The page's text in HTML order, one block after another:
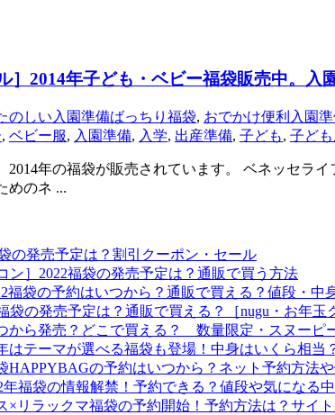
］2014年子ども・ベビー福袋販売中。入
のしい入園準備ばっちり福袋, おでかけ便利入園
, ベビー服, 入園準備, 入学, 出産準備, 子ども, 子ども
2014年の福袋が販売されています。 ベネッセラ
めのネ ...
の発売予定は？割引クーポン・セール
ン］2022福袋の発売予定は？通販で買う方法
福袋の予約はいつから？通販で買える？値段・中
袋の発売予定は？通販で買える？［nugu・お年玉
から発売？どこで買える？ 数量限定・スヌーピ
はテーマが選べる福袋も登場！中身はいくら相
HAPPYBAGの予約はいつから？ネット予約方法
年福袋の情報解禁！予約できる？値段や気になる
×リラックマ福袋の予約開始！予約方法は？サイ